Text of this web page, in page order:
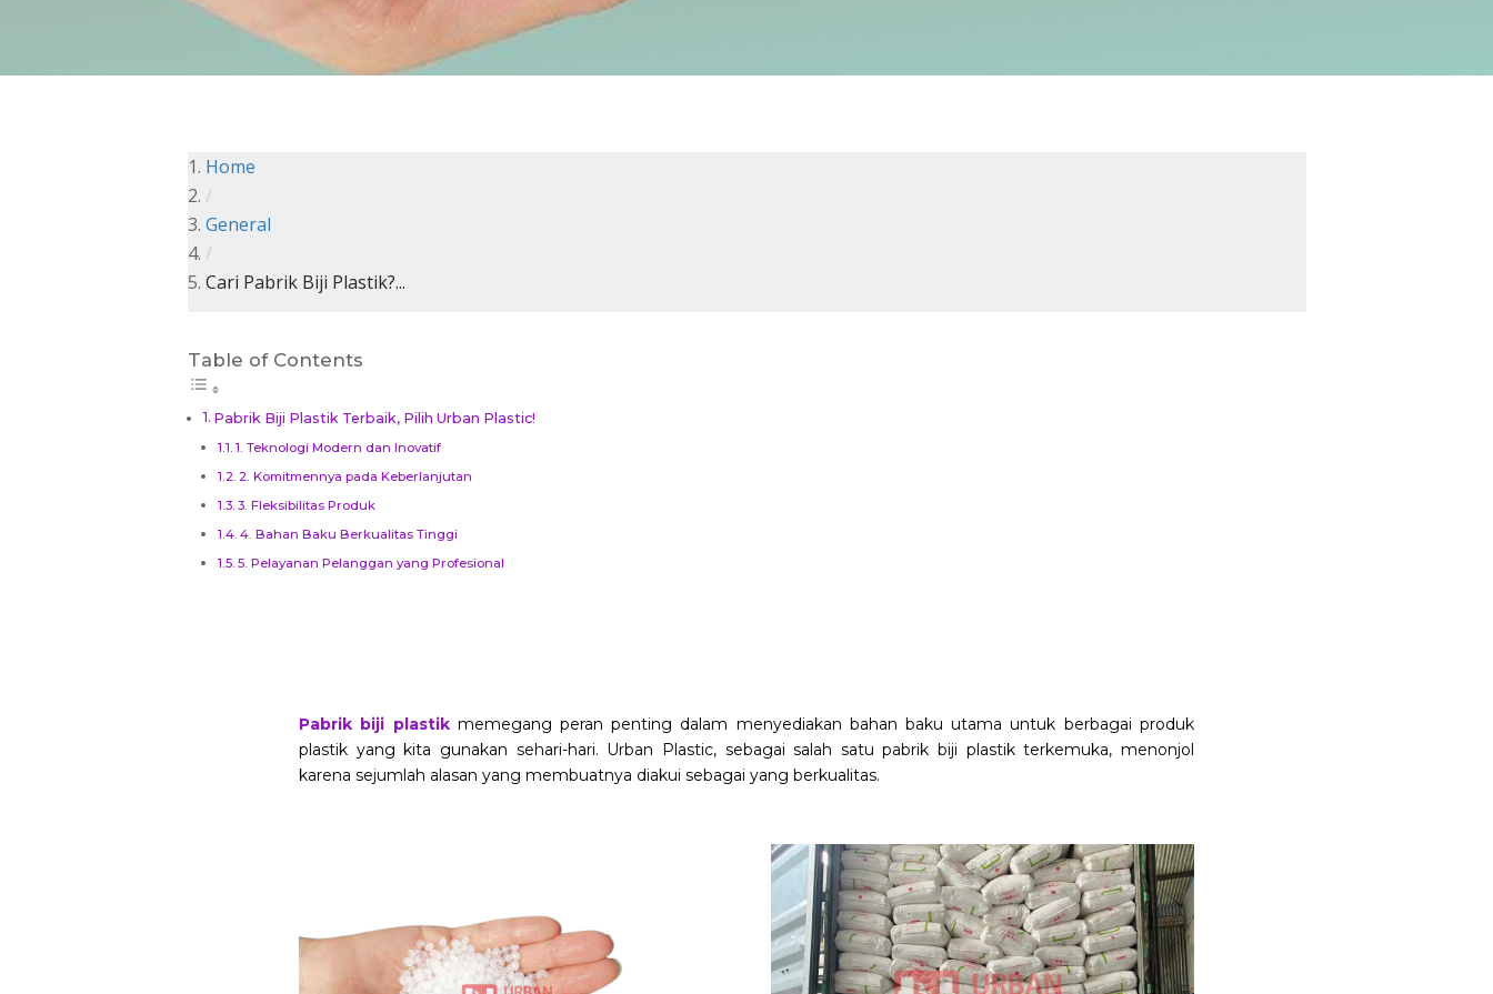
Home
/
General
/
Cari Pabrik Biji Plastik?...
Table of Contents
Pabrik Biji Plastik Terbaik, Pilih Urban Plastic!
1. Teknologi Modern dan Inovatif
2. Komitmennya pada Keberlanjutan
3. Fleksibilitas Produk
4. Bahan Baku Berkualitas Tinggi
5. Pelayanan Pelanggan yang Profesional
Pabrik biji plastikmemegang peran penting dalam menyediakan bahan baku utama untuk berbagai produk
plastik yang kita gunakan sehari-hari. Urban Plastic, sebagai salah satu pabrik biji plastik terkemuka, menonjol
karena sejumlah alasan yang membuatnya diakuisebagai yang berkualitas.